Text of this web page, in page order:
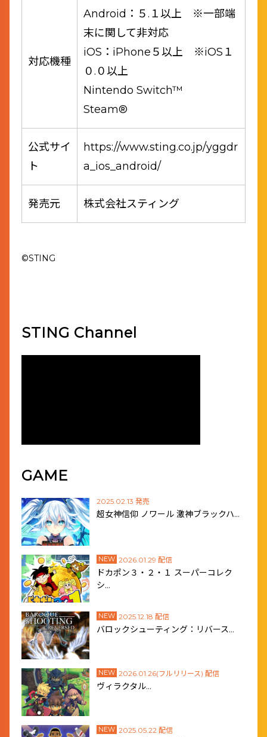
対応機種
Android：５.１以上 ※一部端
末に関して非対応
iOS：iPhone５以上 ※iOS１
０.０以上
Nintendo Switch™
Steam®
公式サイ
ト
https://www.sting.co.jp/yggdr
a_ios_android/
発売元 株式会社スティング
©STING
STING Channel
GAME
2025.02.13 発売
超女神信仰 ノワール 激神ブラックハ…
NEW 2026.01.29 配信
ドカポン３・２・１ スーパーコレク
シ…
NEW 2025.12.18 配信
バロックシューティング：リバース…
NEW 2026.01.26(フルリリース) 配信
ヴィラクタル…
NEW 2025.05.22 配信